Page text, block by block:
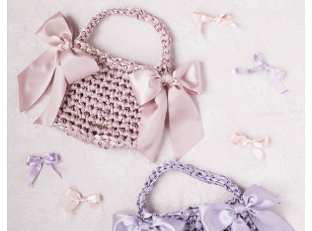
【繳款方式說明】
1.分期款項不併入電信帳單，「大哥付你分期」於每月結算日後寄送繳費提
醒簡訊。
2.透過簡訊連結打開帳單後，可選擇「超商條碼／台灣大直營門市／銀行轉
帳／街口支付／iPASS MONEY」等通路繳費。
【注意事項】
1.本服務係由「台灣大哥大股份有限公司」（以下簡稱本公司）所提供，讓
用戶於交易時，得透過本服務購買商品或服務，並由商店將買賣／分期付款
買賣價金債權讓與本公司後，依約使用本公司帳單繳交帳款。
2.基於同意付款使用「大哥付你分期」之契約關係目的，商店將以您的個人
資料（包含姓名、電話或地址）提供予台灣大哥大進項蒐集、處理及利用，
由本公司與您本人進行分期帳單所需資料之確認、核對及更正。
3.完整用戶服務條款，請詳閱以下連結：
https://oppay.tw/userRule
３．安心：先確認商品／服務後，再付款。
【「AFTEE先享後付」結帳流程】
１．於結帳方式選擇「AFTEE先享後付」後，將跳轉至「AFTEE先享後付」
結帳頁面，進行簡訊認證並確認金額後，即可完成結帳。
２．訂單成立數日內，您將收到繳費通知簡訊。
３．收到繳費通知簡訊後14天內，點擊此簡訊中的連結，可透過四大超商／
ATM／網路銀行／等多元方式進行付款，方視為交易完成。
※ 請注意：結帳手續完成當下不需立刻繳費，但若您需要取消訂單，請聯絡
購買商品的店家。未經商家同意取消之訂單仍視為有效，需透過AFTEE先享
後付繳納相關費用。
※ 交易是否成功請以「AFTEE先享後付 」之結帳頁面顯示為準，若有關於
是否繳費成功／繳費後需取消欲退款等相關疑問，請聯繫「AFTEE先享後付
客戶支援中心」
https://netprotections.freshdesk.com/support/home
１．透過由恩沛科技股份有限公司提供之「AFTEE先享後付」服務完成之交
易，需依本服務之必要範圍內提供個人資料，並將交易相關給付款項請求債
全家取貨付款
每筆NT$60，滿NT$388(含以上)免運費
全家純取貨
每筆NT$60，滿NT$388(含以上)免運費
萊爾富取貨付款
每筆NT$60，滿NT$888(含以上)免運費
萊爾富純取貨
每筆NT$60，滿NT$888(含以上)免運費
7-11取貨付款
每筆NT$60，滿NT$888(含以上)免運費